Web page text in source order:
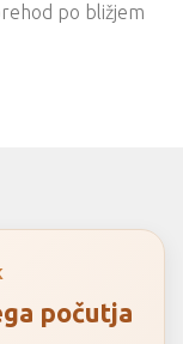
po bližjem
počutja